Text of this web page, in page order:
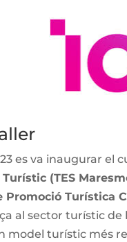
es va inaugurar el
(TES
Promoció Turística
al sector turístic
model turístic més